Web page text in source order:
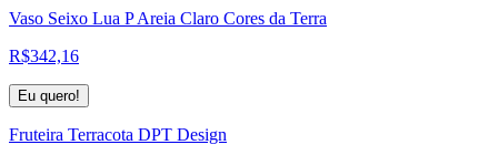
Vaso Seixo Lua P Areia Claro Cores da Terra
R$342,16
Eu quero!
Fruteira Terracota DPT Design